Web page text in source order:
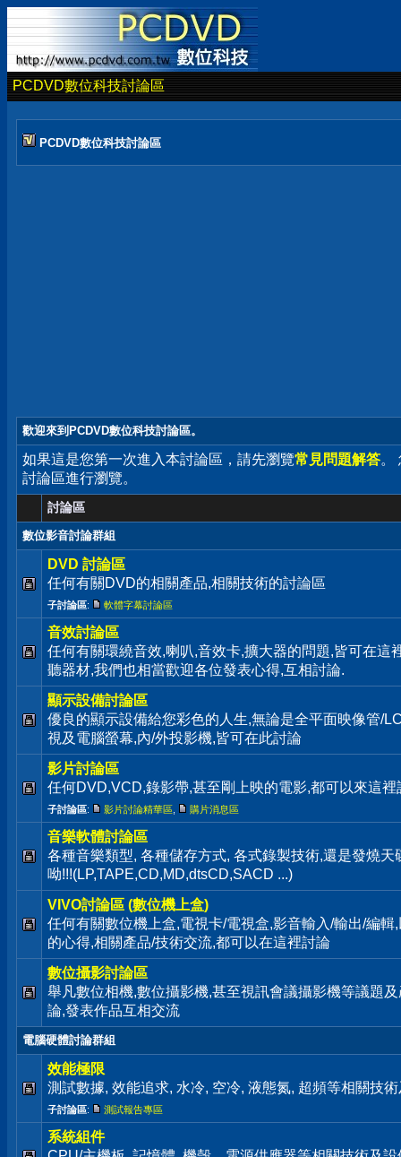
PCDVD數位科技討論區
PCDVD數位科技討論區
歡迎來到PCDVD數位科技討論區。
如果這是您第一次進入本討論區，請先瀏覽常見問題解答。
討論區進行瀏覽。
討論區
數位影音討論群組
DVD 討論區
任何有關DVD的相關產品,相關技術的討論區
子討論區: 軟體字幕討論區
音效討論區
任何有關環繞音效,喇叭,音效卡,擴大器的問題,皆可在這
聽器材,我們也相當歡迎各位發表心得,互相討論.
顯示設備討論區
優良的顯示設備給您彩色的人生,無論是全平面映像管/
視及電腦螢幕,內/外投影機,皆可在此討論
影片討論區
任何DVD,VCD,錄影帶,甚至剛上映的電影,都可以來這裡
子討論區: 影片討論精華區 購片消息區
音樂軟體討論區
各種音樂類型, 各種儲存方式, 各式錄製技術,還是發燒
呦!!!(LP,TAPE,CD,MD,dtsCD,SACD ...)
VIVO討論區 (數位機上盒)
任何有關數位機上盒,電視卡/電視盒,影音輸入/輸出/編輯
的心得,相關產品/技術交流,都可以在這裡討論
數位攝影討論區
舉凡數位相機,數位攝影機,甚至視訊會議攝影機等議題
論,發表作品互相交流
電腦硬體討論群組
效能極限
測試數據, 效能追求, 水冷, 空冷, 液態氮, 超頻等相關技
子討論區: 測試報告專區
系統組件